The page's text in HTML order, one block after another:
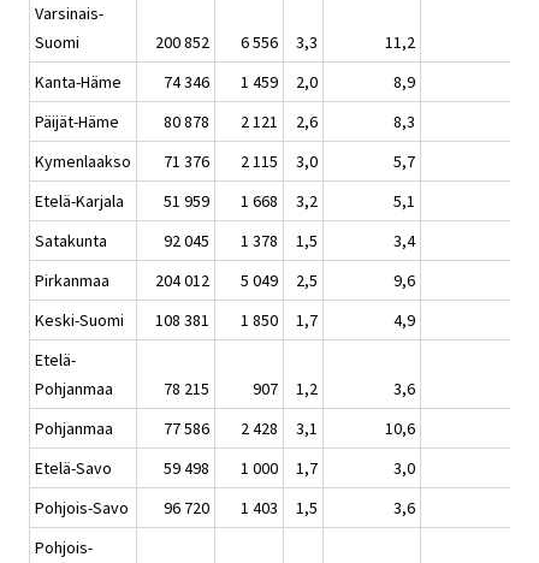
Varsinais-
Suomi
200 852 6 556 3,3
11,2
Kanta-Häme
74 346 1 459 2,0
8,9
Päijät-Häme
80 878 2 121 2,6
8,3
Kymenlaakso
71 376 2 115 3,0
5,7
Etelä-Karjala
51 959 1 668 3,2
5,1
Satakunta
92 045 1 378 1,5
3,4
Pirkanmaa
204 012 5 049 2,5
9,6
Keski-Suomi
108 381 1 850 1,7
4,9
Etelä-
Pohjanmaa
78 215 907 1,2
3,6
Pohjanmaa
77 586 2 428 3,1
10,6
Etelä-Savo
59 498 1 000 1,7
3,0
Pohjois-Savo
96 720 1 403 1,5
3,6
Pohjois-